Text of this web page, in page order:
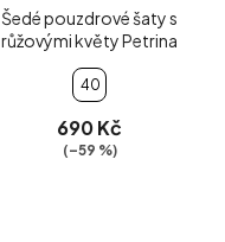
Šedé pouzdrové šaty s
růžovými květy Petrina
40
690 Kč
(–59 %)